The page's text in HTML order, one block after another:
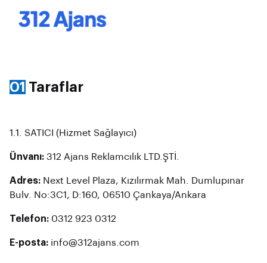
01 Taraflar
1.1. SATICI (Hizmet Sağlayıcı)
Ünvanı: 312 Ajans Reklamcılık LTD.ŞTİ.
Adres: Next Level Plaza, Kızılırmak Mah. Dumlupınar
Bulv. No:3C1, D:160, 06510 Çankaya/Ankara
Telefon: 0312 923 0312
E-posta: info@312ajans.com